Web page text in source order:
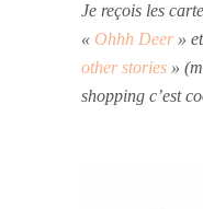
Je reçois les
« Ohhh Deer »
other stories »
shopping c’est